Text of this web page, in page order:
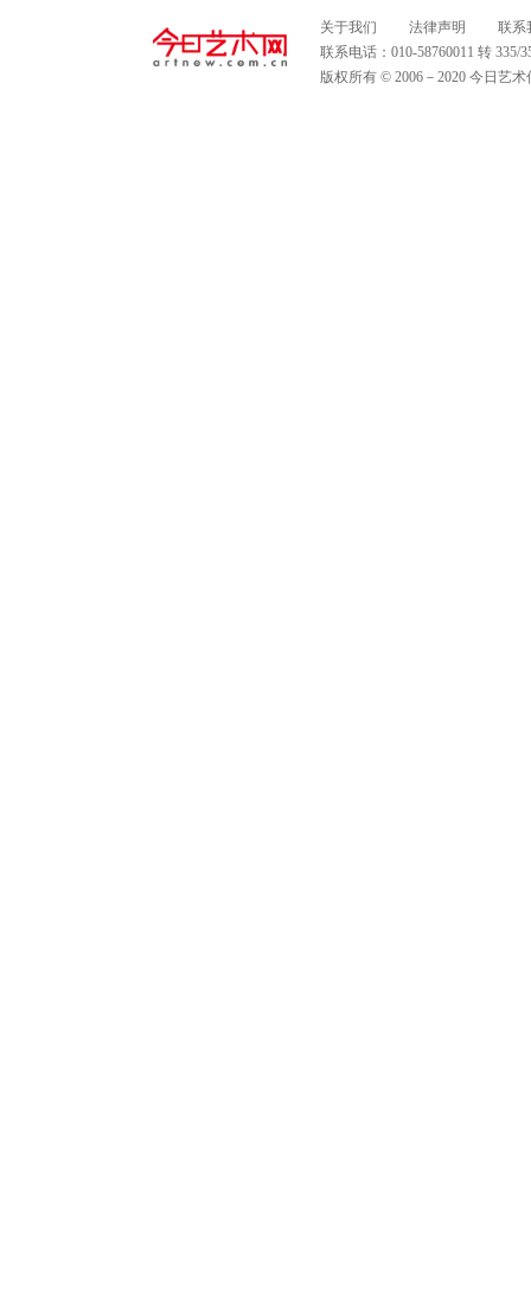
关于我们 法律声明
联系
联系电话：010-58760011 转
版权所有 © 2006－2020 今日艺